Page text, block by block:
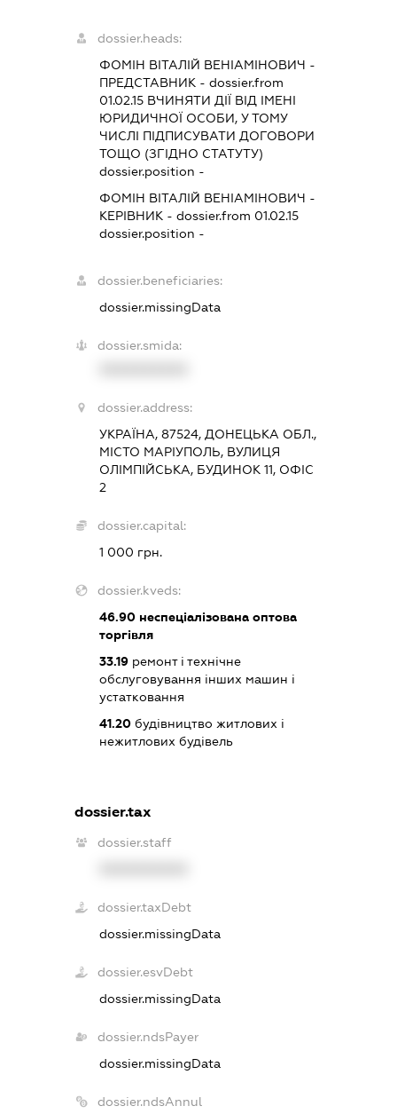
dossier.heads:
ФОМІН ВІТАЛІЙ ВЕНІАМІНОВИЧ -
ПРЕДСТАВНИК- dossier.from
01.02.15ВЧИНЯТИ ДІЇ ВІД ІМЕНІ
ЮРИДИЧНОЇ ОСОБИ, У ТОМУ
ЧИСЛІ ПІДПИСУВАТИ ДОГОВОРИ
ТОЩО (ЗГІДНО СТАТУТУ)
dossier.position -
ФОМІН ВІТАЛІЙ ВЕНІАМІНОВИЧ -
КЕРІВНИК- dossier.from 01.02.15
dossier.position -
dossier.beneficiaries:
dossier.missingData
dossier.smida:
dossier.address:
УКРАЇНА, 87524, ДОНЕЦЬКА ОБЛ.,
МІСТО МАРІУПОЛЬ, ВУЛИЦЯ
ОЛІМПІЙСЬКА, БУДИНОК 11, ОФІС
2
dossier.capital:
1 000 грн.
dossier.kveds:
46.90неспеціалізована оптова
торгівля
33.19ремонт і технічне
обслуговування інших машин і
устатковання
41.20будівництво житлових і
нежитлових будівель
dossier.tax
dossier.staff
dossier.taxDebt
dossier.missingData
dossier.esvDebt
dossier.missingData
dossier.ndsPayer
dossier.missingData
dossier.ndsAnnul